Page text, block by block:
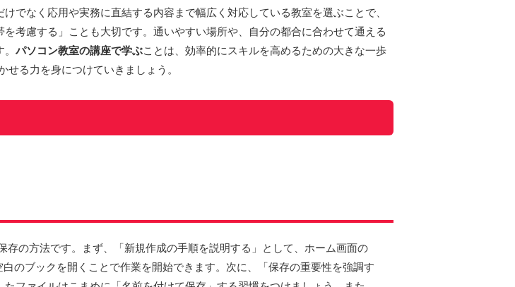
でなく応用や実務に直結する内容まで幅広く対応している教室を選ぶことで、
考慮する」ことも大切です。通いやすい場所や、自分の都合に合わせて通える
パソコン教室の講座で学ぶことは、効率的にスキルを高めるための大きな一歩
る力を身につけていきましょう。
存の方法です。まず、「新規作成の手順を説明する」として、ホーム画面の
のブックを開くことで作業を開始できます。次に、「保存の重要性を強調す